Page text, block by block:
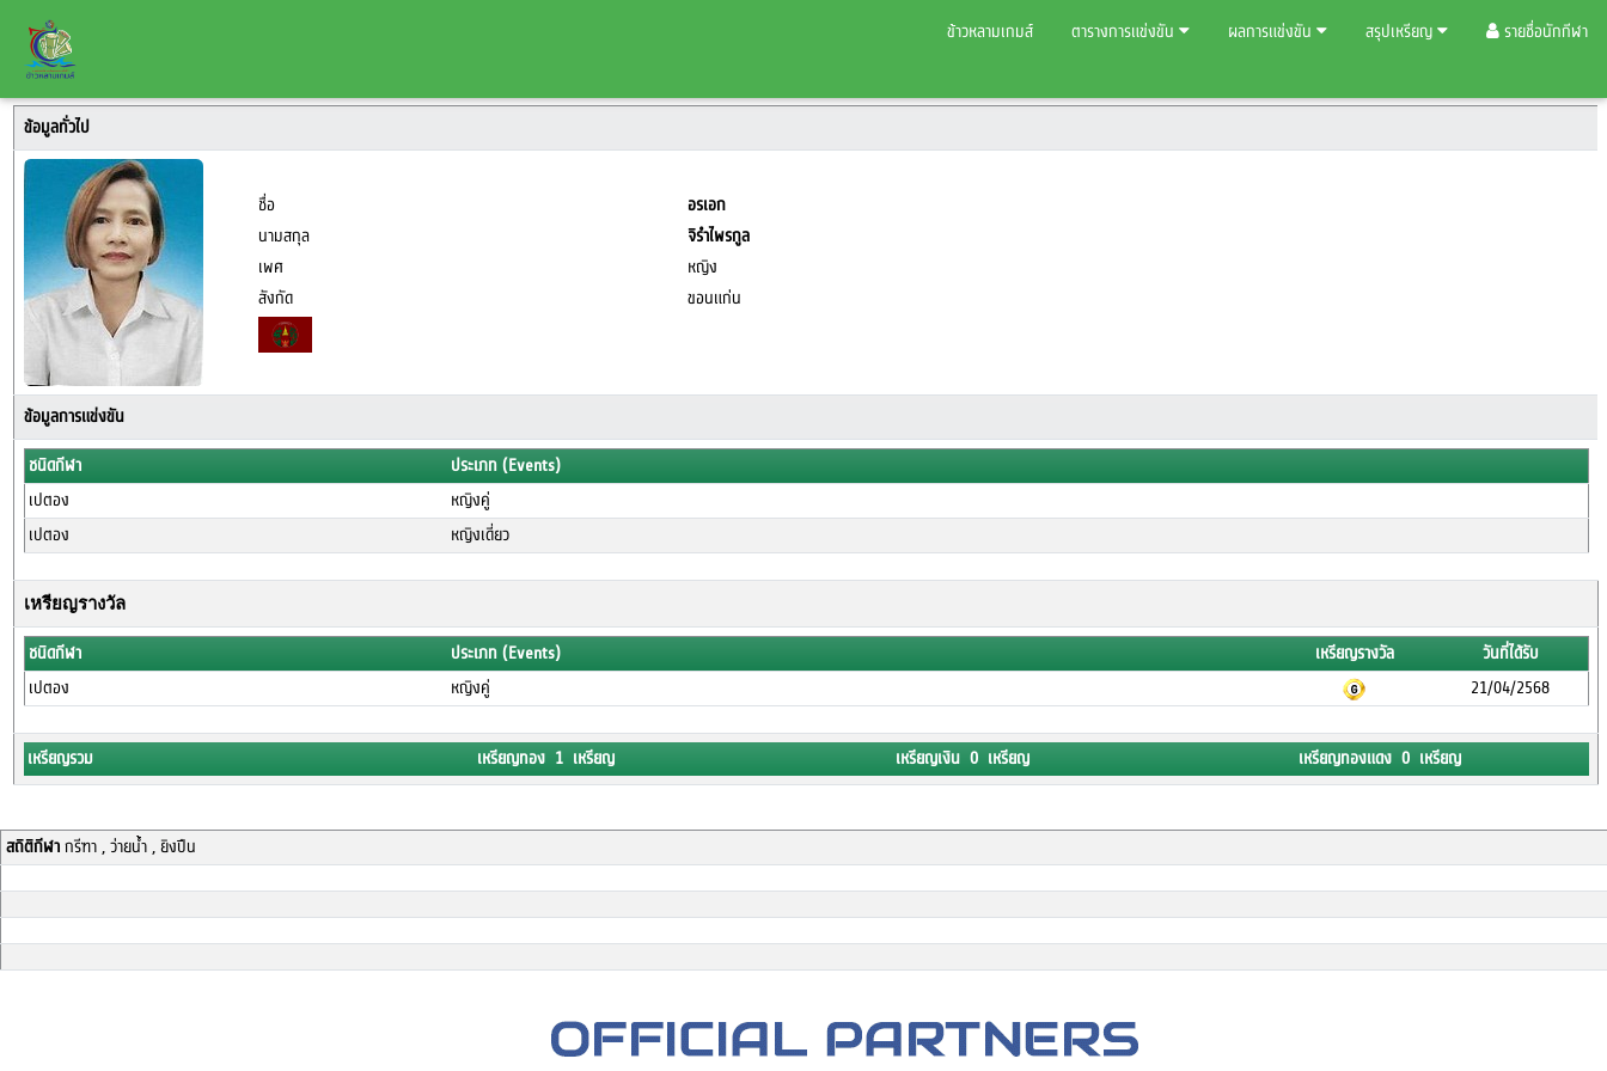
ข้าวหลามเกมส์ ตารางการแข่งขัน ผลการแข่งขัน สรุปเหรียญ รายชื่อนักกีฬา
ข้อมูลทั่วไป
ชื่อ
อรเอก
นามสกุล
จิรำไพรกูล
เพศ
หญิง
สังกัด
ขอนแก่น
ข้อมูลการแข่งขัน
ชนิดกีฬา
ประเภท (Events)
เปตอง
หญิงคู่
เปตอง
หญิงเดี่ยว
เหรียญรางวัล
ชนิดกีฬา ประเภท (Events) เหรียญรางวัล
วันที่ได้รับ
เปตอง
หญิงคู่ 21/04/2568
เหรียญรวม เหรียญทอง 1 เหรียญ เหรียญเงิน 0 เหรียญ เหรียญทองแดง 0 เหรียญ
สถิติกีฬากรีฑา , ว่ายน้ำ , ยิงปืน